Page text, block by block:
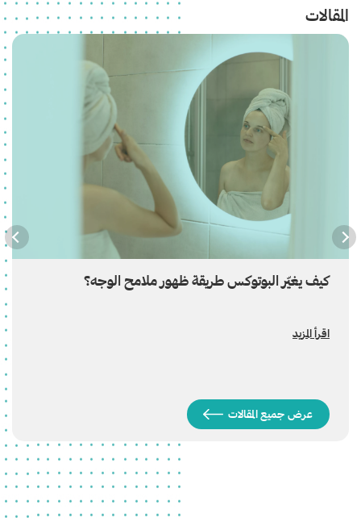
المقالات
كيف يغيّر البوتوكس طريقة ظهور ملامح الوجه؟
اقرأ المزيد
عرض جميع المقالات